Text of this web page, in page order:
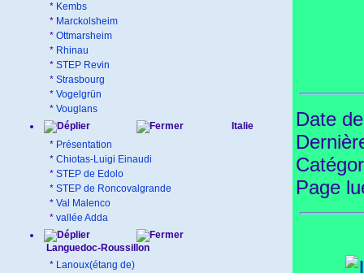
* Kembs
* Marckolsheim
* Ottmarsheim
* Rhinau
* STEP Revin
* Strasbourg
* Vogelgrün
* Vouglans
Italie
* Présentation
* Chiotas-Luigi Einaudi
* STEP de Edolo
* STEP de Roncovalgrande
* Val Malenco
* vallée Adda
Languedoc-Roussillon
* Lanoux(étang de)
Date
Page